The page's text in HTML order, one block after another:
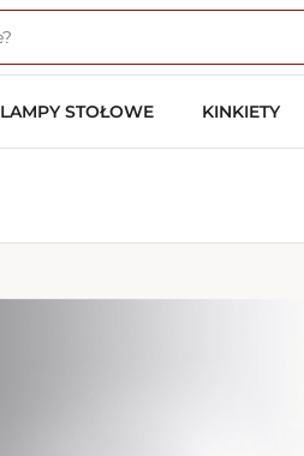
LAMPY STOŁOWE KINKIETY